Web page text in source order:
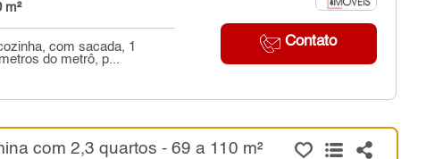
Contato
m²
com sacada, 1
do metrô, p...
com 2,3 quartos - 69 a 110 m²